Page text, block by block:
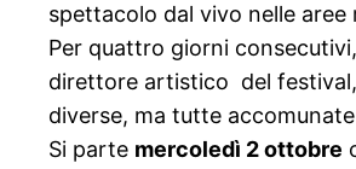
spettacolo dal vivo nelle
Per quattro giorni
direttore artistico del
diverse, ma tutte
Si parte mercoledì 2 ottobre